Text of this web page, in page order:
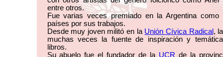
entre otros.
Fue varias veces premiado en la Argentina como
países por sus trabajos.
Desde muy joven militó en la Unión Cívica Radical ,
muchas veces la fuente de inspiración y
libros.
Su abuelo fue el fundador de la UCR de la